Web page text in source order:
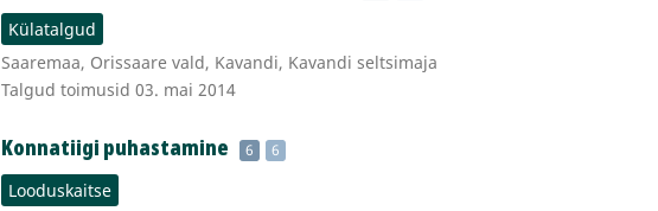
Külatalgud
Saaremaa, Orissaare vald, Kavandi, Kavandi seltsimaja
Talgud toimusid 03. mai 2014
Konnatiigi puhastamine 6 6
Looduskaitse